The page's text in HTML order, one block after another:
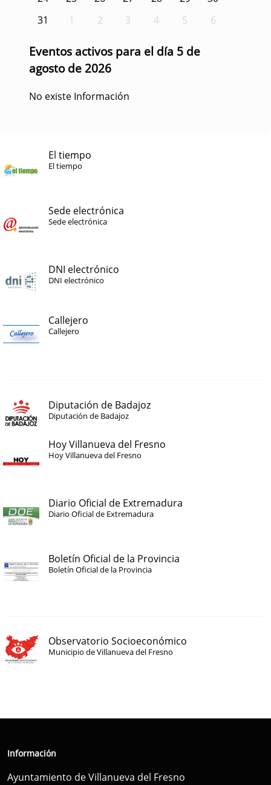
31
1 2 3 4 5 6
Eventos activos para el día 5 de
agosto de 2026
No existe Información
El tiempo
El tiempo
Sede electrónica
Sede electrónica
DNI electrónico
DNI electrónico
Callejero
Callejero
Diputación de Badajoz
Diputación de Badajoz
Hoy Villanueva del Fresno
Hoy Villanueva del Fresno
Diario Oficial de Extremadura
Diario Oficial de Extremadura
Boletín Oficial de la Provincia
Boletín Oficial de la Provincia
Observatorio Socioeconómico
Municipio de Villanueva del Fresno
Información
Ayuntamiento de Villanueva del Fresno